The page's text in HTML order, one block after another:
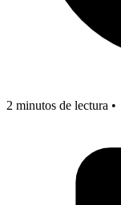
2 minutos de lectura •